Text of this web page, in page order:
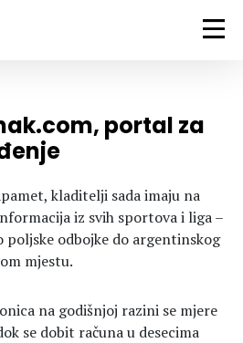
portal za
kladitelji sada imaju na
iz svih sportova i liga –
poljske odbojke do argentinskog
mjestu.
na godišnjoj razini se mjere
se dobit računa u desecima